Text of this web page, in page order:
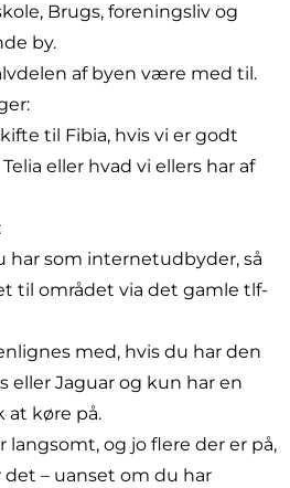
Brugs, foreningsliv og
by.
af byen være med til.
til Fibia, hvis vi er godt
eller hvad vi ellers har af
har som internetudbyder, så
til området via det gamle tlf-
med, hvis du har den
eller Jaguar og kun har en
køre på.
langsomt, og jo flere der er på,
– uanset om du har